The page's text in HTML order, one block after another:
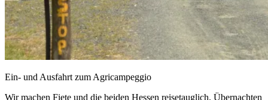
Ein- und Ausfahrt zum Agricampeggio
Wir machen Fiete und die beiden Hessen reisetauglich. Übernachten